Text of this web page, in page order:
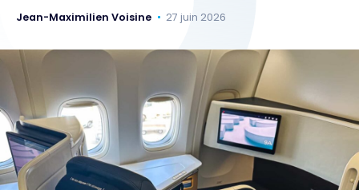
Jean-Maximilien Voisine 27 juin 2026